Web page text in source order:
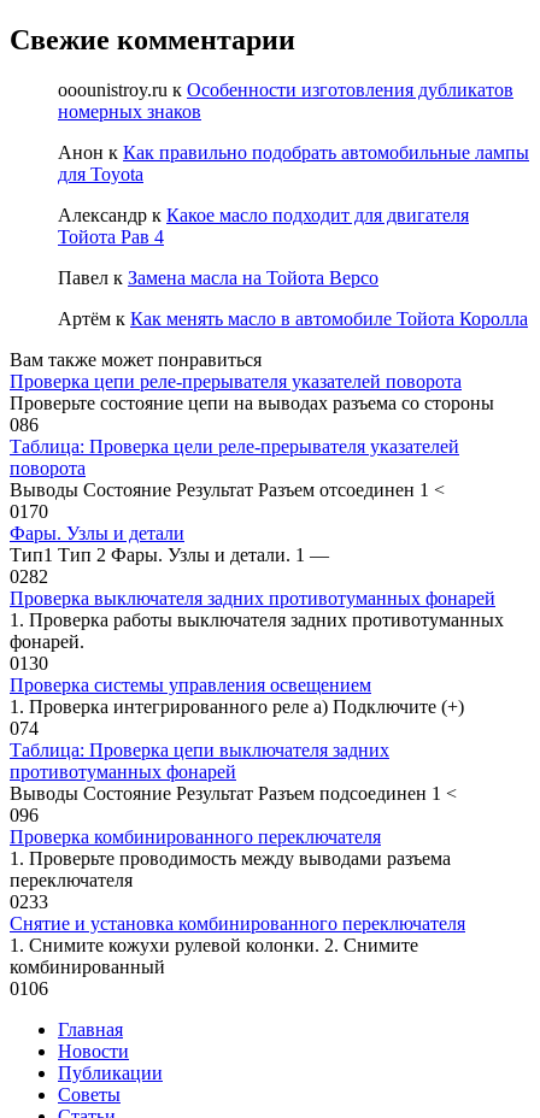
Свежие комментарии
ooounistroy.ru к Особенности изготовления дубликатов
номерных знаков
Анон к Как правильно подобрать автомобильные лампы
для Toyota
Александр к Какое масло подходит для двигателя
Тойота Рав 4
Павел к Замена масла на Тойота Версо
Артём к Как менять масло в автомобиле Тойота Королла
Вам также может понравиться
Проверка цепи реле-прерывателя указателей поворота
Проверьте состояние цепи на выводах разъема со стороны
086
Таблица: Проверка цели реле-прерывателя указателей
поворота
Выводы Состояние Результат Разъем отсоединен 1 <
0170
Фары. Узлы и детали
Тип1 Тип 2 Фары. Узлы и детали. 1 —
0282
Проверка выключателя задних противотуманных фонарей
1. Проверка работы выключателя зад­них противотуманных
фонарей.
0130
Проверка системы управления освещением
1. Проверка интегрированного реле а) Подключите (+)
074
Таблица: Проверка цепи выключателя задних
противотуманных фонарей
Выводы Состояние Результат Разъем подсоединен 1 <
096
Проверка комбинированного переключателя
1. Проверьте проводимость между выводами разъема
переключателя
0233
Снятие и установка комбинированного переключателя
1. Снимите кожухи рулевой колонки. 2. Снимите
комбинированный
0106
Главная
Новости
Публикации
Советы